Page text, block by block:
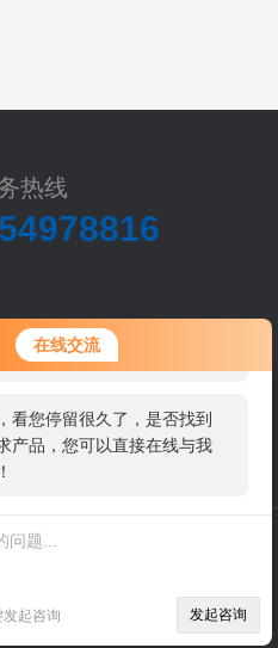
在线交流
欢迎前来咨询，很高兴为您
请问您要咨询什么问题呢？
看您停留很久了，是否找到
产品，您可以直接在线与我
起咨询 发起咨询
热线
扫
码
微
信